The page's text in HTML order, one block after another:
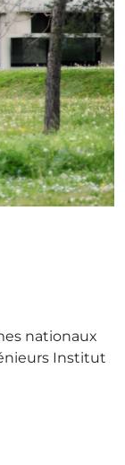
nationaux
Institut